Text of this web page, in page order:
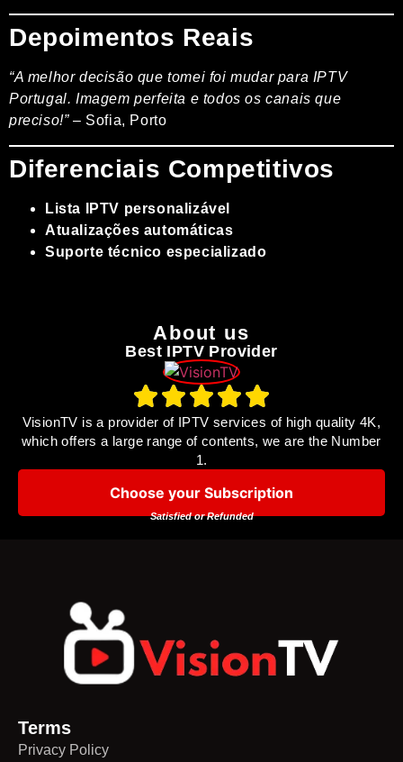
Depoimentos Reais
“A melhor decisão que tomei foi mudar para IPTV
Portugal. Imagem perfeita e todos os canais que
preciso!”– Sofia, Porto
Diferenciais Competitivos
Lista IPTV personalizável
Atualizações automáticas
Suporte técnico especializado
About us
Best IPTV Provider
VisionTV is a provider of IPTV services of high quality 4K,
which offers a large range of contents, we are the Number
1.
Choose your Subscription
Satisfied or Refunded
Terms
Privacy Policy​